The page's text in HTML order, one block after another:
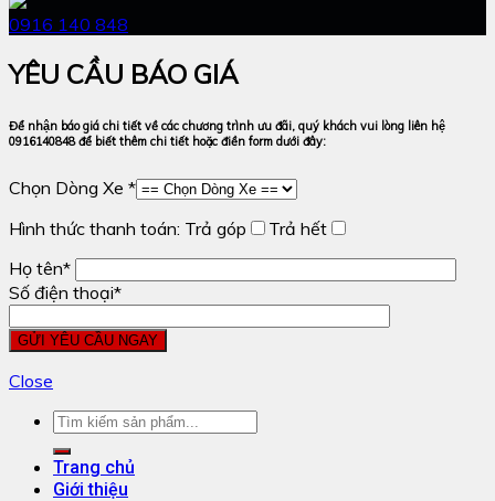
0916 140 848
YÊU CẦU BÁO GIÁ
Để nhận báo giá chi tiết về các chương trình ưu đãi, quý khách vui lòng liên hệ
0916140848 để biết thêm chi tiết hoặc điền form dưới đây:
Chọn Dòng Xe *
Hình thức thanh toán: Trả góp
Trả hết
Họ tên*
Số điện thoại*
Close
Trang chủ
Giới thiệu